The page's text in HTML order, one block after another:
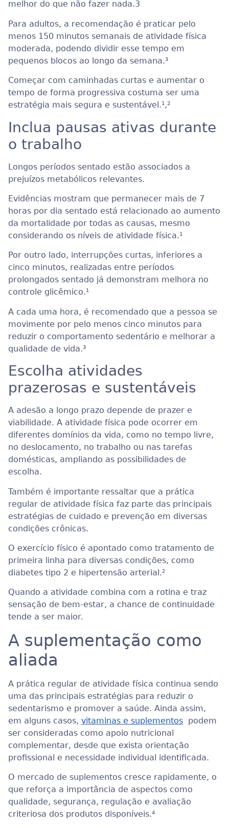
melhor do que não fazer nada.3
Para adultos, a recomendação é praticar pelo
menos 150 minutos semanais de atividade física
moderada, podendo dividir esse tempo em
pequenos blocos ao longo da semana.³
Começar com caminhadas curtas e aumentar o
tempo de forma progressiva costuma ser uma
estratégia mais segura e sustentável.¹,²
Inclua pausas ativas durante
o trabalho
Longos períodos sentado estão associados a
prejuízos metabólicos relevantes.
Evidências mostram que permanecer mais de 7
horas por dia sentado está relacionado ao aumento
da mortalidade por todas as causas, mesmo
considerando os níveis de atividade física.¹
Por outro lado, interrupções curtas, inferiores a
cinco minutos, realizadas entre períodos
prolongados sentado já demonstram melhora no
controle glicêmico.¹
A cada uma hora, é recomendado que a pessoa se
movimente por pelo menos cinco minutos para
reduzir o comportamento sedentário e melhorar a
qualidade de vida.³
Escolha atividades
prazerosas e sustentáveis
A adesão a longo prazo depende de prazer e
viabilidade. A atividade física pode ocorrer em
diferentes domínios da vida, como no tempo livre,
no deslocamento, no trabalho ou nas tarefas
domésticas, ampliando as possibilidades de
escolha.
Também é importante ressaltar que a prática
regular de atividade física faz parte das principais
estratégias de cuidado e prevenção em diversas
condições crônicas.
O exercício físico é apontado como tratamento de
primeira linha para diversas condições, como
diabetes tipo 2 e hipertensão arterial.²
Quando a atividade combina com a rotina e traz
sensação de bem-estar, a chance de continuidade
tende a ser maior.
A suplementação como
aliada
A prática regular de atividade física continua sendo
uma das principais estratégias para reduzir o
sedentarismo e promover a saúde. Ainda assim,
em alguns casos, vitaminas e suplementos podem
ser consideradas como apoio nutricional
complementar, desde que exista orientação
profissional e necessidade individual identificada.
O mercado de suplementos cresce rapidamente, o
que reforça a importância de aspectos como
qualidade, segurança, regulação e avaliação
criteriosa dos produtos disponíveis.⁴